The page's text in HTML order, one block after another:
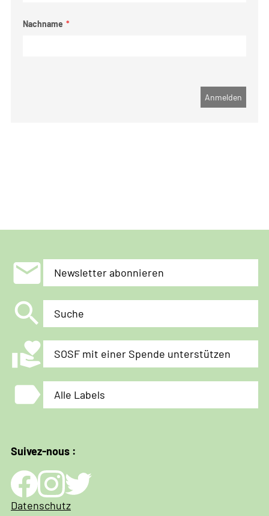
Nachname
mail Newsletter abonnieren
search Suche
volunteer_activism SOSF mit einer Spende unterstützen
label Alle Labels
Suivez-nous :
Impressum
Datenschutz